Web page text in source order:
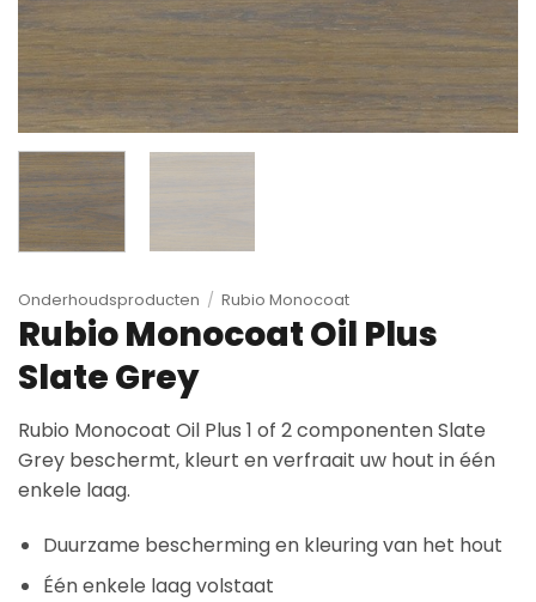
Onderhoudsproducten / Rubio Monocoat
Rubio Monocoat Oil Plus
Slate Grey
Rubio Monocoat Oil Plus 1 of 2 componenten Slate
Grey beschermt, kleurt en verfraait uw hout in één
enkele laag.
Duurzame bescherming en kleuring van het hout
Één enkele laag volstaat